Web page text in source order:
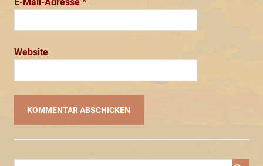
Website